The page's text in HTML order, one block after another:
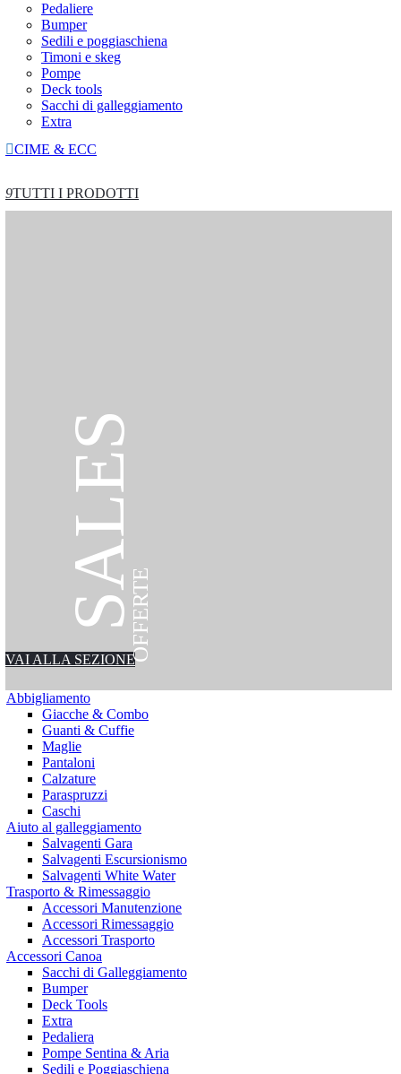
Pedaliere
Bumper
Sedili e poggiaschiena
Timoni e skeg
Pompe
Deck tools
Sacchi di galleggiamento
Extra
CIME & ECC
9TUTTI I PRODOTTI
SALESOFFERTE
VAI ALLA SEZIONE
Abbigliamento
Giacche & Combo
Guanti & Cuffie
Maglie
Pantaloni
Calzature
Paraspruzzi
Caschi
Aiuto al galleggiamento
Salvagenti Gara
Salvagenti Escursionismo
Salvagenti White Water
Trasporto & Rimessaggio
Accessori Manutenzione
Accessori Rimessaggio
Accessori Trasporto
Accessori Canoa
Sacchi di Galleggiamento
Bumper
Deck Tools
Extra
Pedaliera
Pompe Sentina & Aria
Sedili e Poggiaschiena